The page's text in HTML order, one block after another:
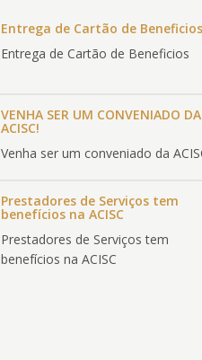
Entrega de Cartão de Beneficios
Entrega de Cartão de Beneficios
VENHA SER UM CONVENIADO DA
ACISC!
Venha ser um conveniado da
Prestadores de Serviços tem
benefícios na ACISC
Prestadores de Serviços tem
benefícios na ACISC